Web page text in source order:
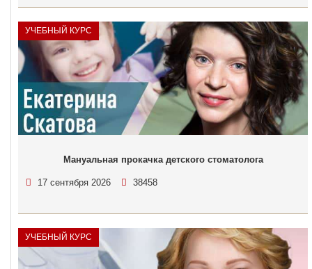
УЧЕБНЫЙ КУРС
Мануальная прокачка детского стоматолога
17 сентября 2026 38458
УЧЕБНЫЙ КУРС